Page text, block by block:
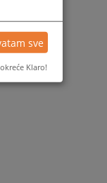
sve
Klaro!